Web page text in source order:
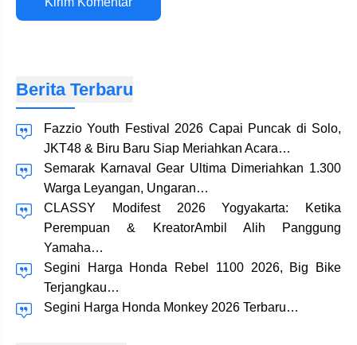
web
Berita Terbaru
Fazzio Youth Festival 2026 Capai Puncak di Solo,
JKT48 & Biru Baru Siap Meriahkan Acara…
Semarak Karnaval Gear Ultima Dimeriahkan 1.300
Warga Leyangan, Ungaran…
CLASSY Modifest 2026 Yogyakarta: Ketika
Perempuan & KreatorAmbil Alih Panggung
Yamaha…
Segini Harga Honda Rebel 1100 2026, Big Bike
Terjangkau…
Segini Harga Honda Monkey 2026 Terbaru…